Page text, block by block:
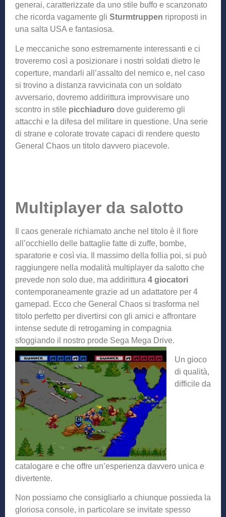
generai, caratterizzate da uno stile buffo e scanzonato
che ricorda vagamente gli Sturmtruppen riproposti in
una salta USA e fantasiosa.
Le meccaniche sono estremamente interessanti e ci
troveremo così a posizionare i nostri soldati dietro le
coperture, mandarli all’assalto del nemico e, nel caso
si trovino a distanza ravvicinata con un soldato
avversario, dovremo addirittura improvvisare uno
scontro in stile picchiaduro dove guideremo gli
attacchi e la difesa del militare in questione. Una serie
di strane e colorate trovate capaci di rendere questo
General Chaos un titolo davvero piacevole.
Multiplayer da salotto
Il caos generale richiamato anche nel titolo è il fiore
all’occhiello delle battaglie fatte di zuffe, bombe,
sparatorie e così via. Il massimo della follia poi, si può
raggiungere nella modalità multiplayer da salotto che
prevede non solo due, ma addirittura 4 giocatori
contemporaneamente grazie ad un adattatore per 4
gamepad. Ecco che General Chaos si trasforma nel
titolo perfetto per divertirsi con gli amici e affrontare
intense sedute di retrogaming in compagnia
sfoggiando i l nostro prode Sega Mega Drive.
Un gioco
di qualità,
difficile da
catalogare e che offre un’esperienza davvero unica e
divertente.
Non possiamo che consigliarlo a chiunque possieda la
gloriosa console, in particolare se invitate spesso